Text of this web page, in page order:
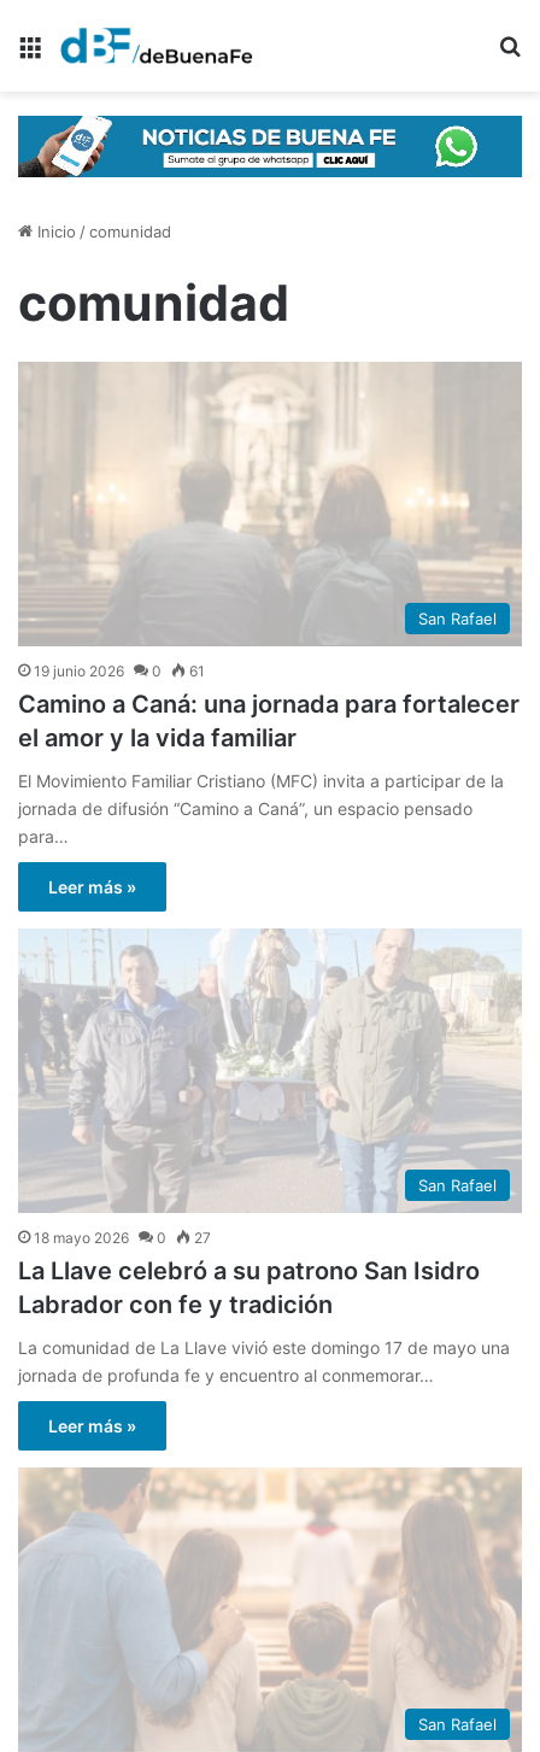
Menú
Inicio /comunidad
comunidad
San Rafael
19 junio 2026 0 61
Camino a Caná: una jornada para fortalecer
el amor y la vida familiar
El Movimiento Familiar Cristiano (MFC) invita a participar de la
jornada de difusión “Camino a Caná”, un espacio pensado
para…
Leer más »
San Rafael
18 mayo 2026 0 27
La Llave celebró a su patrono San Isidro
Labrador con fe y tradición
La comunidad de La Llave vivió este domingo 17 de mayo una
jornada de profunda fe y encuentro al conmemorar…
Leer más »
San Rafael